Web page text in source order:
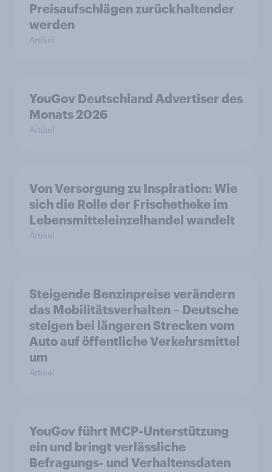
Preisaufschlägen zurückhaltender
werden
Artikel
YouGov Deutschland Advertiser des
Monats 2026
Artikel
Von Versorgung zu Inspiration: Wie
sich die Rolle der Frischetheke im
Lebensmitteleinzelhandel wandelt
Artikel
Steigende Benzinpreise verändern
das Mobilitätsverhalten – Deutsche
steigen bei längeren Strecken vom
Auto auf öffentliche Verkehrsmittel
um
Artikel
YouGov führt MCP-Unterstützung
ein und bringt verlässliche
Befragungs- und Verhaltensdaten